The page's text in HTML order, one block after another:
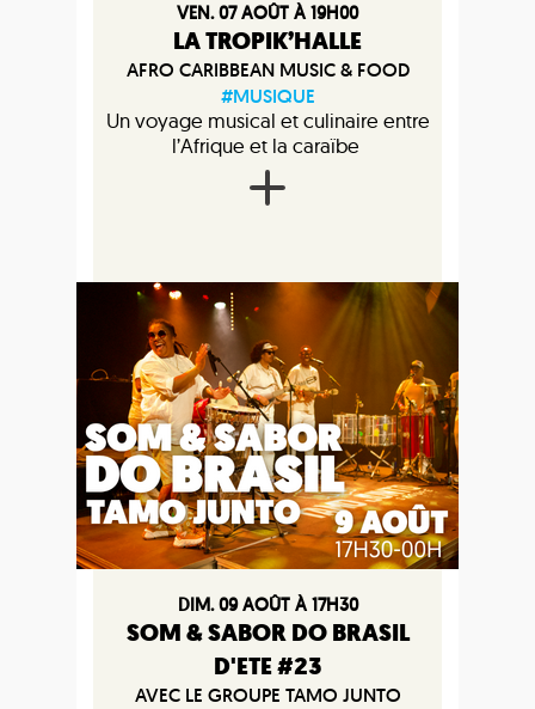
VEN. 07 AOÛT À 19H00
LA TROPIK’HALLE
AFRO CARIBBEAN MUSIC & FOOD
#MUSIQUE
Un voyage musical et culinaire entre
l’Afrique et la caraïbe
DIM. 09 AOÛT À 17H30
SOM & SABOR DO BRASIL
D'ETE #23
AVEC LE GROUPE TAMO JUNTO